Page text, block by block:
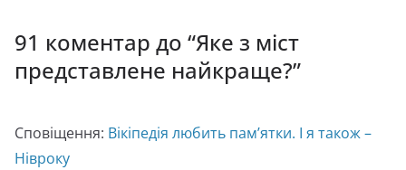
91 коментар до “Яке з міст
представлене найкраще?”
Сповіщення: Вікіпедія любить пам’ятки. І я також –
Нівроку